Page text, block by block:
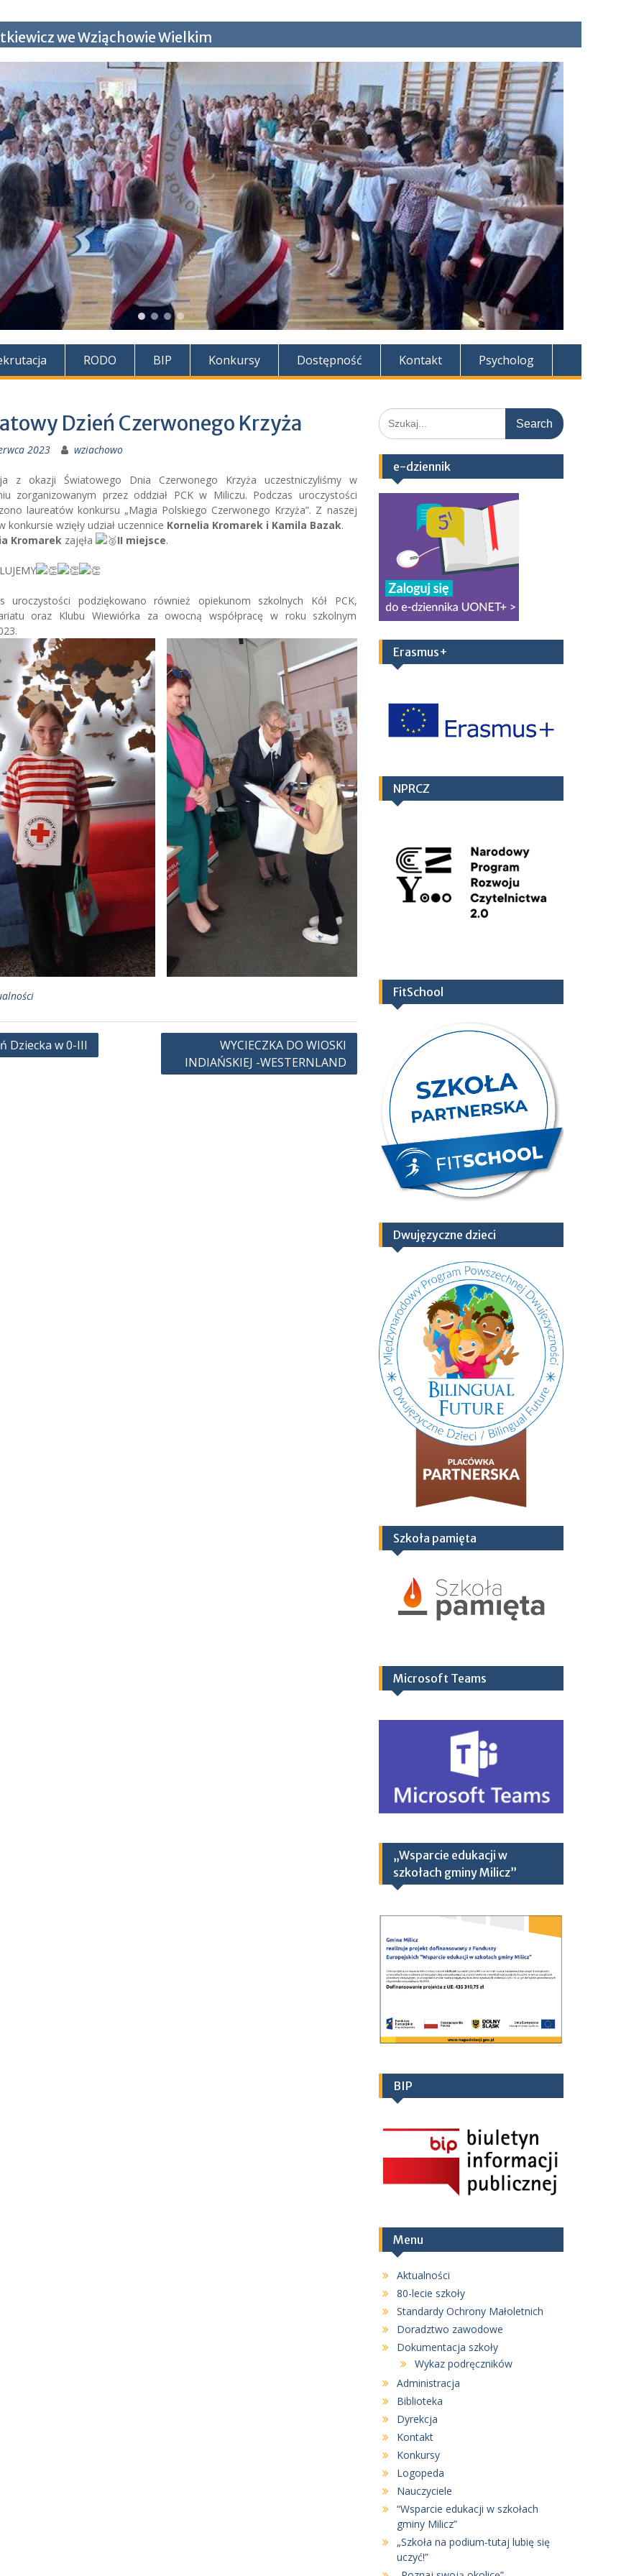
we Wziąchowie Wielkim
RODO BIP Konkursy Dostępność Kontakt Psycholog
Dzień Czerwonego Krzyża
2023 wziachowo
z okazji Światowego Dnia Czerwonego Krzyża uczestniczyliśmy w
zorganizowanym przez oddział PCK w Miliczu. Podczas uroczystości
laureatów konkursu „Magia Polskiego Czerwonego Krzyża”. Z naszej
konkursie wzięły udział uczennice Kornelia Kromarek i Kamila Bazak.
Kromarekzajęła II miejsce.
uroczystości podziękowano również opiekunom szkolnych Kół PCK,
oraz Klubu Wiewiórka za owocną współpracę w roku szkolnym
Dziecka w 0-III
WYCIECZKA DO WIOSKI
INDIAŃSKIEJ -WESTERNLAND
Search
for:
e-dziennik
Erasmus+
NPRCZ
FitSchool
Dwujęzyczne dzieci
Szkoła pamięta
Microsoft Teams
„Wsparcie edukacji w
szkołach gminy Milicz”
BIP
Menu
Aktualności
80-lecie szkoły
Standardy Ochrony Małoletnich
Doradztwo zawodowe
Dokumentacja szkoły
Wykaz podręczników
Administracja
Biblioteka
Dyrekcja
Kontakt
Konkursy
Logopeda
Nauczyciele
“Wsparcie edukacji w szkołach
gminy Milicz”
„Szkoła na podium-tutaj lubię się
uczyć!”